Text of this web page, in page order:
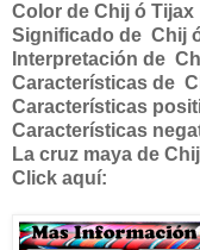
Color de Chij ó Tijax
Significado de Chij
Interpretación de
Características de
Características
Características
La cruz maya de
Click aquí: